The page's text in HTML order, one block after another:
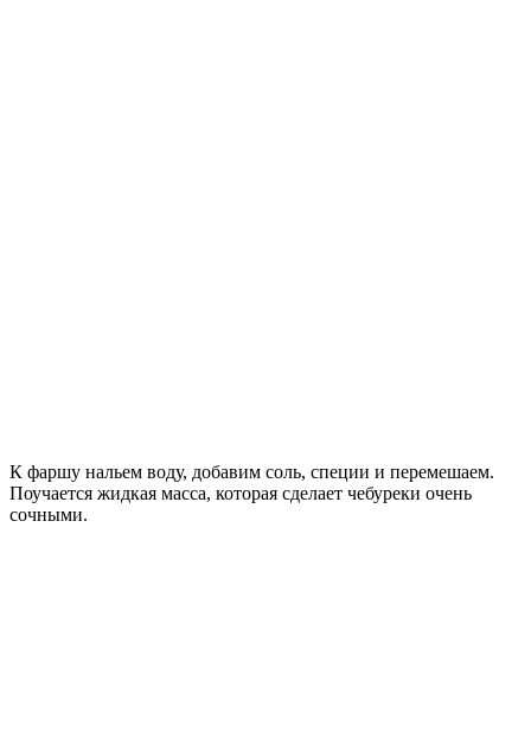
К фаршу нальем воду, добавим соль, специи и перемешаем.
Поучается жидкая масса, которая сделает чебуреки очень
сочными.